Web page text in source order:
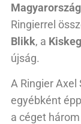
Ringierrel
Blikk, a
újság.
A Ringier
egyébként
a céget